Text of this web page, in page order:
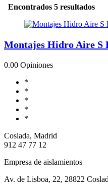
Encontrados 5 resultados
Montajes Hidro Aire S
0.00 Opiniones
*
*
*
*
*
Coslada, Madrid
912 47 77 12
Empresa de aislamientos
Av. de Lisboa, 22, 28822